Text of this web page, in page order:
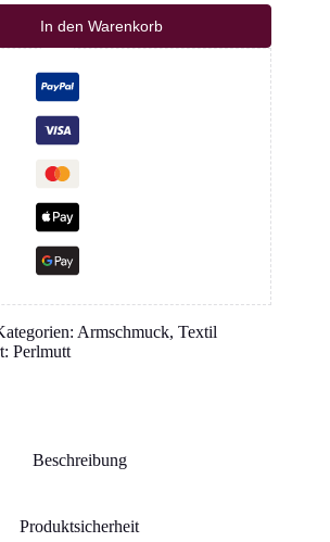
In den Warenkorb
Armschmuck, Textil
Perlmutt
Beschreibung
Produktsicherheit